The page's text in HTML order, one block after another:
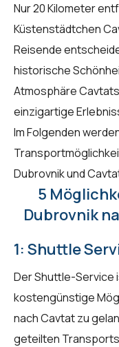
Nur 20 Kilometer
Küstenstädtchen
Reisende
historische
Atmosphäre
einzigartige
Im Folgenden
Dubrovnik und
5
Dubrovnik
1: Shuttle
Der Shuttle-Service
kostengünstige
nach Cavtat zu
geteilten